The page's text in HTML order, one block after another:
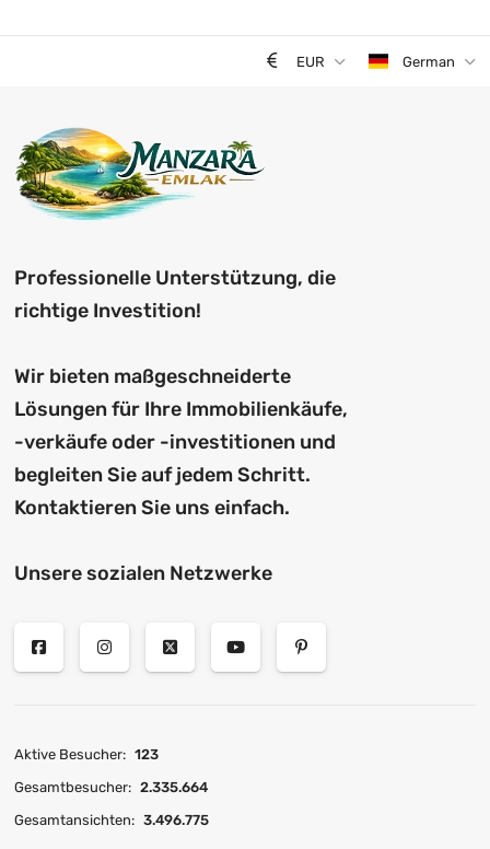
EUR German
Professionelle Unterstützung, die
richtige Investition!
Wir bieten maßgeschneiderte
Lösungen für Ihre Immobilienkäufe,
-verkäufe oder -investitionen und
begleiten Sie auf jedem Schritt.
Kontaktieren Sie uns einfach.
Unsere sozialen Netzwerke
Aktive Besucher: 123
Gesamtbesucher: 2.335.664
Gesamtansichten: 3.496.775